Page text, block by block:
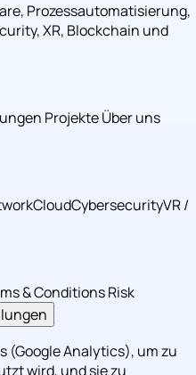
Prozessautomatisierung,
XR, Blockchain und
ProjekteÜber uns
CloudCybersecurityVR /
& ConditionsRisk
(Google Analytics), um zu
wird, und sie zu